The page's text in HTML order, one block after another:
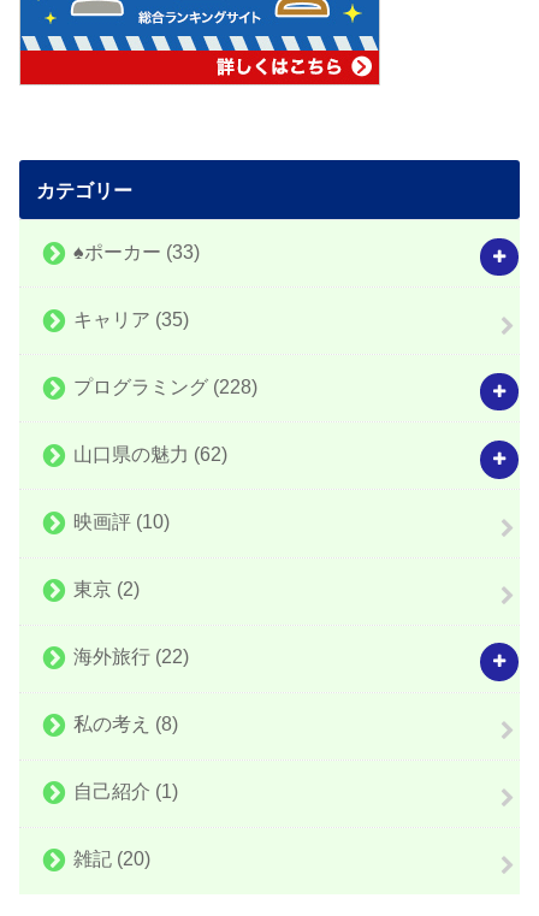
カテゴリー
♠️ポーカー (33)
キャリア (35)
プログラミング (228)
山口県の魅力 (62)
映画評 (10)
東京 (2)
海外旅行 (22)
私の考え (8)
自己紹介 (1)
雑記 (20)